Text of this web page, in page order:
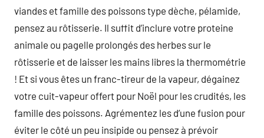
viandes et famille des poissons type dèche, pélamide,
pensez au rôtisserie. Il suffit d’inclure votre proteine
animale ou pagelle prolongés des herbes sur le
rôtisserie et de laisser les mains libres la thermométrie
! Et si vous êtes un franc-tireur de la vapeur, dégainez
votre cuit-vapeur offert pour Noël pour les crudités, les
famille des poissons. Agrémentez les d’une fusion pour
éviter le côté un peu insipide ou pensez à prévoir